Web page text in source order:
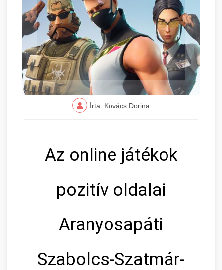
Írta: Kovács Dorina
Az online játékok
pozitív oldalai
Aranyosapáti
Szabolcs-Szatmár-